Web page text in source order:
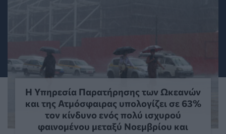
Η Υπηρεσία Παρατήρησης των Ωκεανών
και της Ατμόσφαιρας υπολογίζει σε 63%
τον κίνδυνο ενός πολύ ισχυρού
φαινομένου μεταξύ Νοεμβρίου και